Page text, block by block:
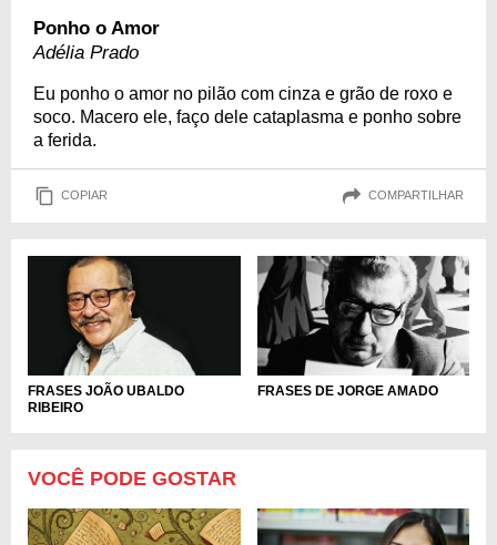
Ponho o Amor
Adélia Prado
Eu ponho o amor no pilão com cinza e grão de roxo e
soco. Macero ele, faço dele cataplasma e ponho sobre
a ferida.
COPIAR COMPARTILHAR
FRASES JOÃO UBALDO
RIBEIRO
FRASES DE JORGE AMADO
VOCÊ PODE GOSTAR